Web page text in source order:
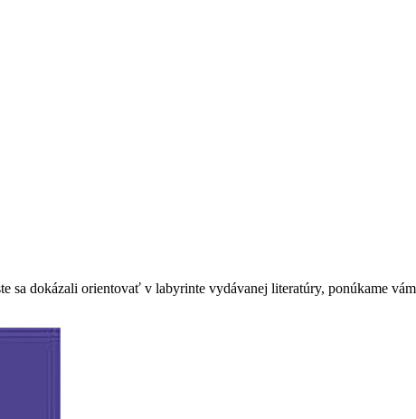
sa dokázali orientovať v labyrinte vydávanej literatúry, ponúkame